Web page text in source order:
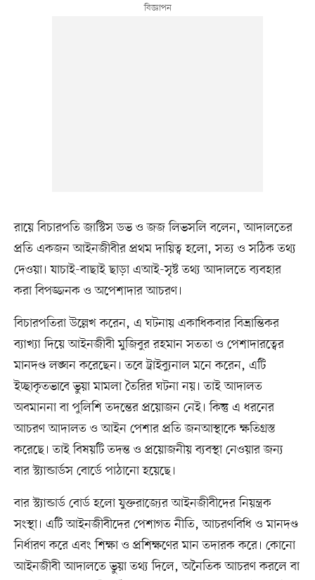
রায়ে বিচারপতি জাস্টিস ডভ ও জজ লিভসলি বলেন, আদালতের
প্রতি একজন আইনজীবীর প্রথম দায়িত্ব হলো, সত্য ও সঠিক তথ্য
দেওয়া। যাচাই-বাছাই ছাড়া এআই-সৃষ্ট তথ্য আদালতে ব্যবহার
করা বিপজ্জনক ও অপেশাদার আচরণ।
বিচারপতিরা উল্লেখ করেন, এ ঘটনায় একাধিকবার বিভ্রান্তিকর
ব্যাখ্যা দিয়ে আইনজীবী মুজিবুর রহমান সততা ও পেশাদারত্বের
মানদণ্ড লঙ্ঘন করেছেন। তবে ট্রাইব্যুনাল মনে করেন, এটি
ইচ্ছাকৃতভাবে ভুয়া মামলা তৈরির ঘটনা নয়। তাই আদালত
অবমাননা বা পুলিশি তদন্তের প্রয়োজন নেই। কিন্তু এ ধরনের
আচরণ আদালত ও আইন পেশার প্রতি জনআস্থাকে ক্ষতিগ্রস্ত
করেছে। তাই বিষয়টি তদন্ত ও প্রয়োজনীয় ব্যবস্থা নেওয়ার জন্য
বার স্ট্যান্ডার্ডস বোর্ডে পাঠানো হয়েছে।
বার স্ট্যান্ডার্ড বোর্ড হলো যুক্তরাজ্যের আইনজীবীদের নিয়ন্ত্রক
সংস্থা। এটি আইনজীবীদের পেশাগত নীতি, আচরণবিধি ও মানদণ্ড
নির্ধারণ করে এবং শিক্ষা ও প্রশিক্ষণের মান তদারক করে। কোনো
আইনজীবী আদালতে ভুয়া তথ্য দিলে, অনৈতিক আচরণ করলে বা